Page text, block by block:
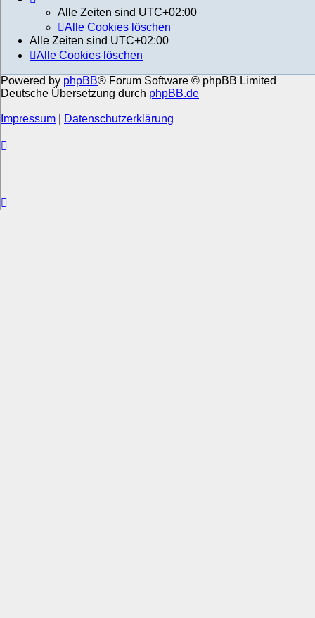
Alle Zeiten sind UTC+02:00
Alle Cookies löschen
Alle Zeiten sind UTC+02:00
Alle Cookies löschen
Powered by phpBB® Forum Software © phpBB Limited
Deutsche Übersetzung durch phpBB.de
Impressum Datenschutzerklärung